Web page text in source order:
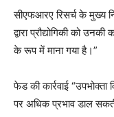
सीएफआरए रिसर्च के मुख्य
द्वारा प्रौद्योगिकी को
के रूप में माना गया है।”
फेड की कार्रवाई
पर अधिक प्रभाव डाल